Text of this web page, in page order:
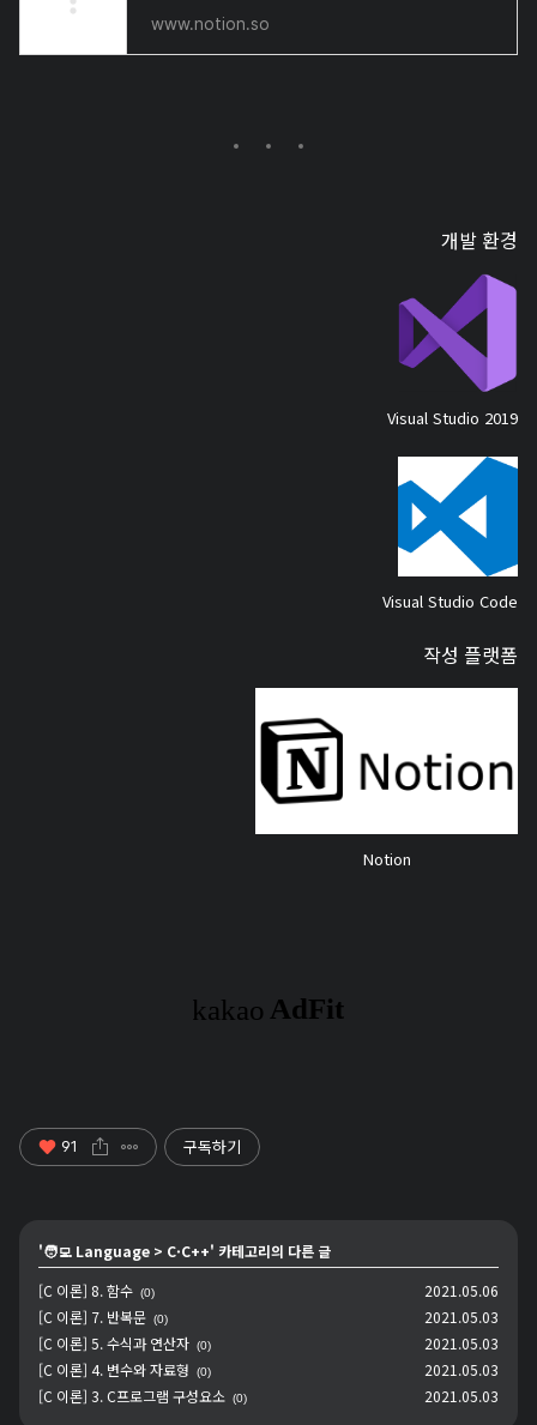
www.notion.so
개발 환경
Visual Studio 2019
Visual Studio Code
작성 플랫폼
Notion
91 구독하기
'🧑‍💻 Language > C·C++' 카테고리의 다른 글
[C 이론] 8. 함수 (0)
2021.05.06
[C 이론] 7. 반복문 (0)
2021.05.03
[C 이론] 5. 수식과 연산자 (0)
2021.05.03
[C 이론] 4. 변수와 자료형
(0)
2021.05.03
[C 이론] 3. C프로그램 구성요소 (0) 2021.05.03